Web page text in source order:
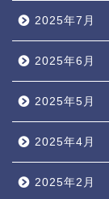
2025年7月
2025年6月
2025年5月
2025年4月
2025年2月